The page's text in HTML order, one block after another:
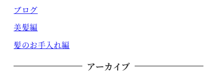
ブログ
美髪編
髪のお手入れ編
アーカイブ